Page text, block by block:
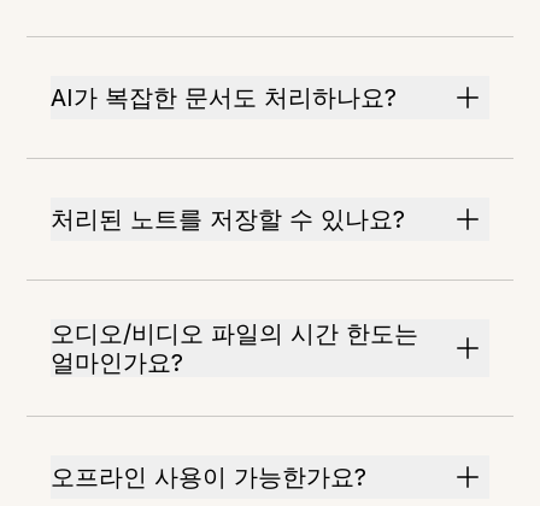
AI가 복잡한 문서도 처리하나요?
처리된 노트를 저장할 수 있나요?
오디오/비디오 파일의 시간 한도는
얼마인가요?
오프라인 사용이 가능한가요?